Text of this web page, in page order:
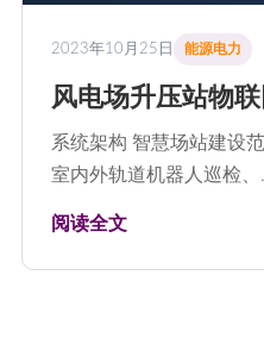
2023年10月25日 能源电力
风电场升压站物
系统架构 智慧场站建设
室内外轨道机器人巡检
阅读全文